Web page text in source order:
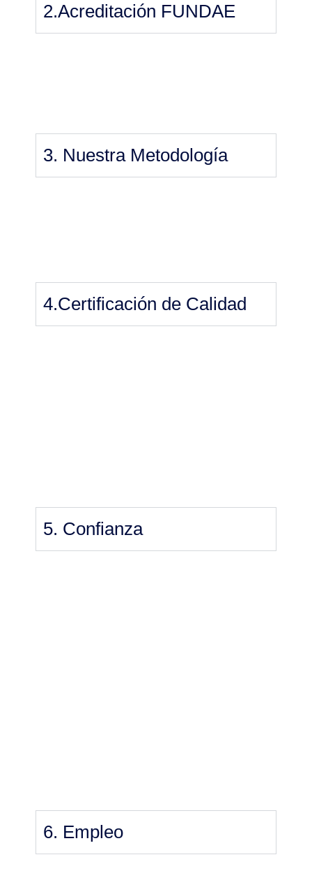
2.Acreditación FUNDAE
3. Nuestra Metodología
4.Certificación de Calidad
5. Confianza
6. Empleo